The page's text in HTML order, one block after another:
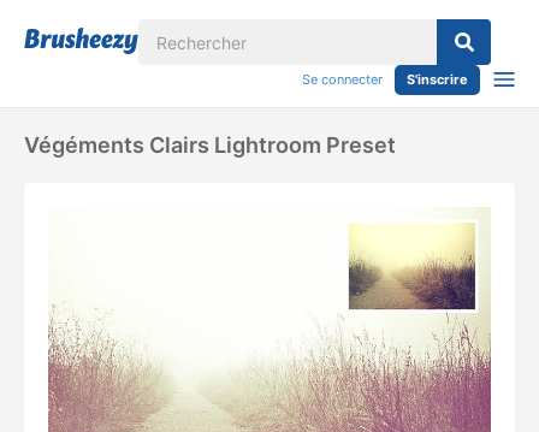
Se connecter S'inscrire
Végéments Clairs Lightroom Preset